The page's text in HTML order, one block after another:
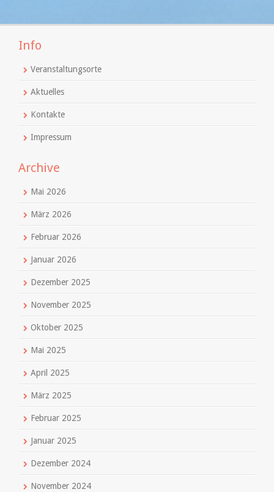
Info
Veranstaltungsorte
Aktuelles
Kontakte
Impressum
Archive
Mai 2026
März 2026
Februar 2026
Januar 2026
Dezember 2025
November 2025
Oktober 2025
Mai 2025
April 2025
März 2025
Februar 2025
Januar 2025
Dezember 2024
November 2024